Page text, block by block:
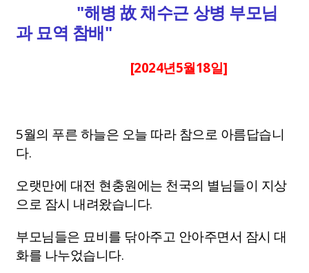
"해병 故 채수근 상병 부모님
과 묘역 참배"
[2024년5월18일]
5월의 푸른 하늘은 오늘 따라 참으로 아름답습니
다.
오랫만에 대전 현충원에는 천국의 별님들이 지상
으로 잠시 내려왔습니다.
부모님들은 묘비를 닦아주고 안아주면서 잠시 대
화를 나누었습니다.